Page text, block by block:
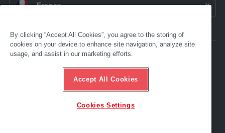
FR: France
Accessibilité
Mentions légales
CONDITIONS GÉNÉRALES
Protection des données
Compliance
Hotline éthique
By clicking “Accept All Cookies”, you agree to the storing of
cookies on your device to enhance site navigation, analyze site
usage, and assist in our marketing efforts.
Accept All Cookies
Cookies Settings